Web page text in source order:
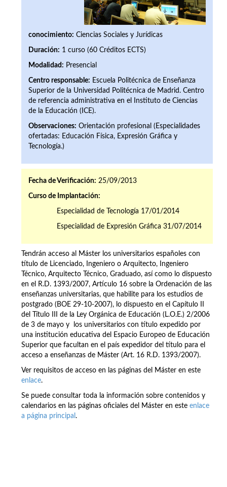
conocimiento: Ciencias Sociales y Jurídicas
Duración: 1 curso (60 Créditos ECTS)
Modalidad: Presencial
Centro responsable: Escuela Politécnica de Enseñanza
Superior de la Universidad Politécnica de Madrid. Centro
de referencia administrativa en el Instituto de Ciencias
de la Educación (ICE).
Observaciones: Orientación profesional (Especialidades
ofertadas: Educación Física, Expresión Gráfica y
Tecnología.)
Fecha de Verificación: 25/09/2013
Curso de Implantación:
Especialidad de Tecnología 17/01/2014
Especialidad de Expresión Gráfica 31/07/2014
Tendrán acceso al Máster los universitarios españoles con
título de Licenciado, Ingeniero o Arquitecto, Ingeniero
Técnico, Arquitecto Técnico, Graduado, así como lo dispuesto
en el R.D. 1393/2007, Artículo 16 sobre la Ordenación de las
enseñanzas universitarias, que habilite para los estudios de
postgrado (BOE 29-10-2007), lo dispuesto en el Capítulo II
del Título III de la Ley Orgánica de Educación (L.O.E.) 2/2006
de 3 de mayo y los universitarios con título expedido por
una institución educativa del Espacio Europeo de Educación
Superior que facultan en el país expedidor del título para el
acceso a enseñanzas de Máster (Art. 16 R.D. 1393/2007).
Ver requisitos de acceso en las páginas del Máster en este
enlace.
Se puede consultar toda la información sobre contenidos y
calendarios en las páginas oficiales del Máster en este enlace
a página principal .